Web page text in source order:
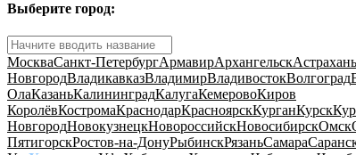
Выберите город:
МоскваСанкт-ПетербургАрмавирАрхангельскАстрахань
НовгородВладикавказВладимирВладивостокВолгоград
ОлаКазаньКалининградКалугаКемеровоКиров
КоролёвКостромаКраснодарКрасноярскКурганКурск
НовгородНовокузнецкНовороссийскНовосибирскОмск
ПятигорскРостов-на-ДонуРыбинскРязаньСамара